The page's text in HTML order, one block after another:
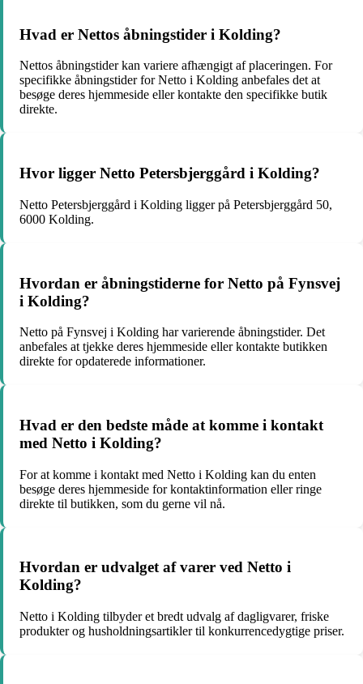
Hvad er Nettos åbningstider i Kolding?
Nettos åbningstider kan variere afhængigt af placeringen. For
specifikke åbningstider for Netto i Kolding anbefales det at
besøge deres hjemmeside eller kontakte den specifikke butik
direkte.
Hvor ligger Netto Petersbjerggård i Kolding?
Netto Petersbjerggård i Kolding ligger på Petersbjerggård 50,
6000 Kolding.
Hvordan er åbningstiderne for Netto på Fynsvej
i Kolding?
Netto på Fynsvej i Kolding har varierende åbningstider. Det
anbefales at tjekke deres hjemmeside eller kontakte butikken
direkte for opdaterede informationer.
Hvad er den bedste måde at komme i kontakt
med Netto i Kolding?
For at komme i kontakt med Netto i Kolding kan du enten
besøge deres hjemmeside for kontaktinformation eller ringe
direkte til butikken, som du gerne vil nå.
Hvordan er udvalget af varer ved Netto i
Kolding?
Netto i Kolding tilbyder et bredt udvalg af dagligvarer, friske
produkter og husholdningsartikler til konkurrencedygtige priser.